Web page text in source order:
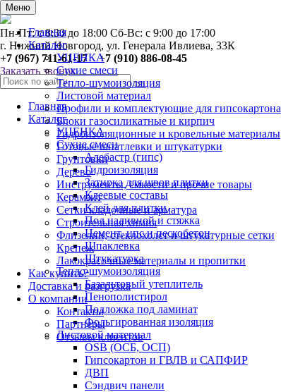
Меню
Главная
Каталог
УЦЕНКА
Сухие смеси
Тепло-шумоизоляция
Листовой материал
Профили и комплектующие для гипсокартона
Блоки газосиликатные и кирпич
Гидроизоляционные и кровельные материалы
Готовые шпатлевки и штукатурки
Грунтовки
Дерево
Инструменты, ёмкости и прочие товары
Керамзит
Сетки кладочные и арматура
Строительная химия
Флизелин, стеклохолст и штукатурные сетки
Крепеж
Лакокрасочные материалы и пропитки
Как купить?
Доставка и разгрузка
О компании
Контакты
Партнеры
Отзывы клиентов
0
Пн-Пт: с 8:30 до 18:00 Сб-Вс: с 9:00 до 17:00
г. Нижний Новгород, ул. Генерала Ивлиева, 33К
+7 (967) 711-61-17 +7 (910) 886-08-45
Заказать звонок
Главная
Каталог
УЦЕНКА
Сухие смеси
Алебастр (гипс)
Гидроизоляция
Затирка для швов плитки
Клеевые составы
Клей для плитки
Пол наливной и стяжка
Цемент, цпс и пескобетон
Шпаклевка
Штукатурка
Тепло-шумоизоляция
Базальтовый утеплитель
Пенополистирол
Подложка под ламинат
Фольгированная изоляция
Листовой материал
OSB (ОСБ, ОСП)
Гипсокартон и ГВЛВ и САПФИР
ДВП
Сэндвич панели